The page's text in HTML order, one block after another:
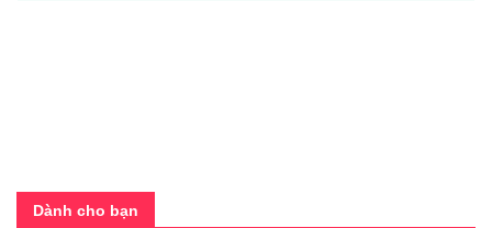
Dành cho bạn